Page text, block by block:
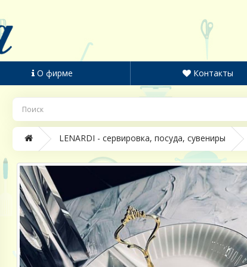
О фирме Контакты
LENARDI - сервировка, посуда, сувениры